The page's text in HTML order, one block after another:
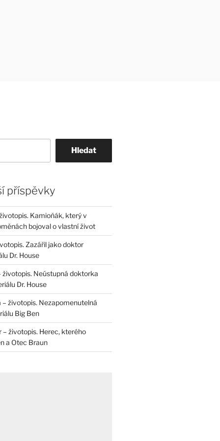
Hledat
příspěvky
Kamioňák, který v
bojoval o vlastní život
Zazářil jako doktor
Dr. House
životopis. Neústupná doktorka
Dr. House
– životopis. Nezapomenutelná
Big Ben
– životopis. Herec, kterého
a Otec Braun